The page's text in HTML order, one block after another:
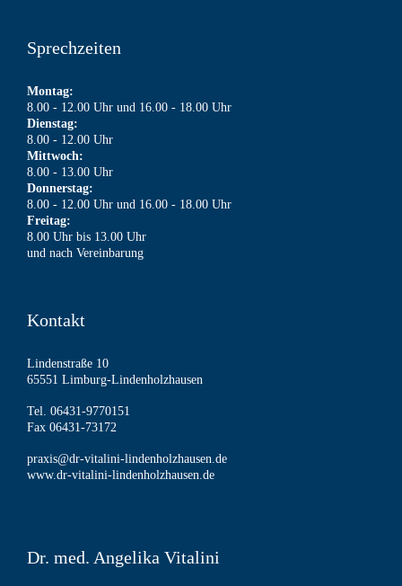
Sprechzeiten
Montag:
8.00 - 12.00 Uhr und 16.00 - 18.00 Uhr
Dienstag:
8.00 - 12.00 Uhr
Mittwoch:
8.00 - 13.00 Uhr
Donnerstag:
8.00 - 12.00 Uhr und 16.00 - 18.00 Uhr
Freitag:
8.00 Uhr bis 13.00 Uhr
und nach Vereinbarung
Kontakt
Lindenstraße 10
65551 Limburg-Lindenholzhausen
Tel. 06431-9770151
Fax 06431-73172
praxis@dr-vitalini-lindenholzhausen.de
www.dr-vitalini-lindenholzhausen.de
Dr. med. Angelika Vitalini